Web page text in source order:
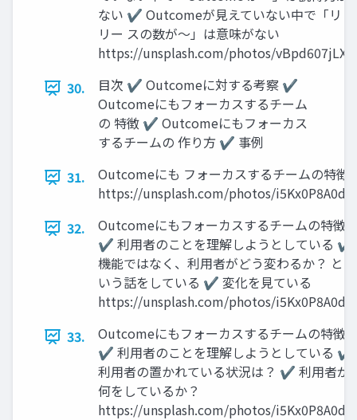
ない ✔ Outcomeが見えていない中で「リ
リー スの数が〜」は意味がない
https://unsplash.com/photos/vBpd607jLXs
30.
目次 ✔ Outcomeに対する考察 ✔
Outcomeにもフォーカスするチーム
の 特徴 ✔ Outcomeにもフォーカス
するチームの 作り方 ✔ 事例
31.
Outcomeにも フォーカスするチームの特徴
https://unsplash.com/photos/i5Kx0P8A0d4
32.
Outcomeにもフォーカスするチームの特徴
✔ 利用者のことを理解しようとしている ✔
機能ではなく、利用者がどう変わるか？ と
いう話をしている ✔ 変化を見ている
https://unsplash.com/photos/i5Kx0P8A0d4
33.
Outcomeにもフォーカスするチームの特徴
✔ 利用者のことを理解しようとしている ✔
利用者の置かれている状況は？ ✔ 利用者が
何をしているか？
https://unsplash.com/photos/i5Kx0P8A0d4